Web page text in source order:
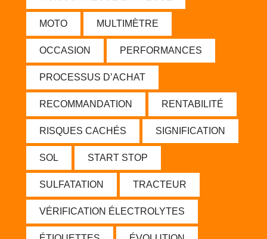
MOTO MULTIMÈTRE
OCCASION PERFORMANCES
PROCESSUS D’ACHAT
RECOMMANDATION RENTABILITÉ
RISQUES CACHÉS SIGNIFICATION
SOL START STOP
SULFATATION TRACTEUR
VÉRIFICATION ÉLECTROLYTES